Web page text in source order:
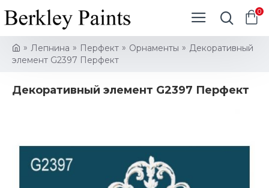
0
Лепнина Перфект Орнаменты
Декоративный
элемент G2397 Перфект
Декоративный элемент G2397 Перфект